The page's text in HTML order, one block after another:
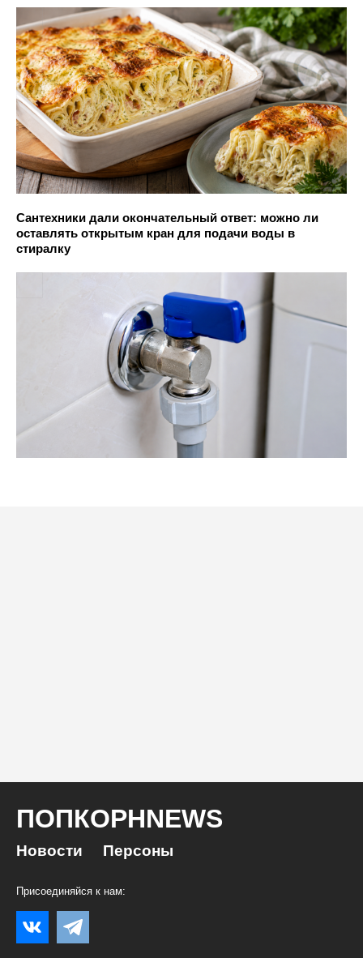
Сантехники дали окончательный ответ: можно ли
оставлять открытым кран для подачи воды в
стиралку
ПОПКОРНNEWS
Новости Персоны
Присоединяйся к нам: